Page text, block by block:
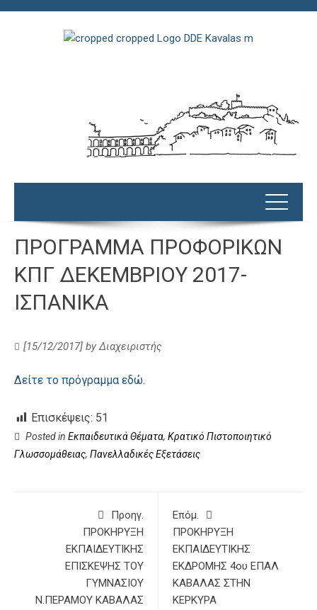
ΠΡΟΓΡΑΜΜΑ ΠΡΟΦΟΡΙΚΩΝ
ΚΠΓ ΔΕΚΕΜΒΡΙΟΥ 2017-
ΙΣΠΑΝΙΚΑ
[15/12/2017] byΔιαχειριστής
Δείτε το πρόγραμμα εδώ.
Επισκέψεις: 51
Posted in Εκπαιδευτικά Θέματα, Κρατικό Πιστοποιητικό
Γλωσσομάθειας, Πανελλαδικές Εξετάσεις
Προηγ.
ΠΡΟΚΗΡΥΞΗ
ΕΚΠΑΙΔΕΥΤΙΚΗΣ
ΕΠΙΣΚΕΨΗΣ ΤΟΥ
ΓΥΜΝΑΣΙΟΥ
Ν.ΠΕΡΑΜΟΥ ΚΑΒΑΛΑΣ
Επόμ.
ΠΡΟΚΗΡΥΞΗ
ΕΚΠΑΙΔΕΥΤΙΚΗΣ
ΕΚΔΡΟΜΗΣ 4ου ΕΠΑΛ
ΚΑΒΑΛΑΣ ΣΤΗΝ
ΚΕΡΚΥΡΑ